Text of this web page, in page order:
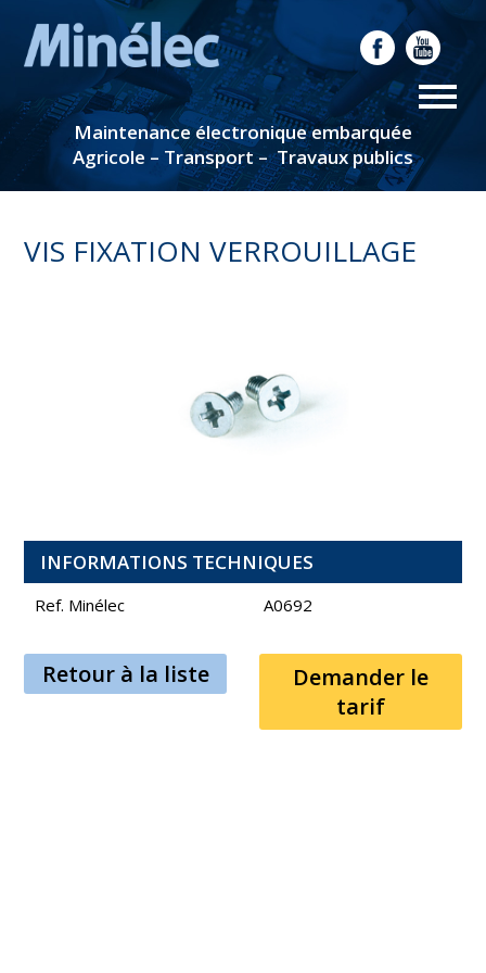
Maintenance électronique embarquée
Agricole – Transport – Travaux publics
VIS FIXATION VERROUILLAGE
INFORMATIONS TECHNIQUES
Ref. Minélec A0692
Retour à la liste
Demander le
tarif